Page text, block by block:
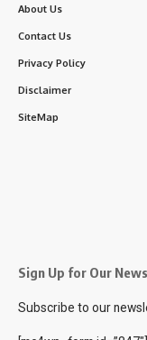
About Us
Contact Us
Privacy Policy
Disclaimer
SiteMap
Sign Up for Our
Subscribe to our